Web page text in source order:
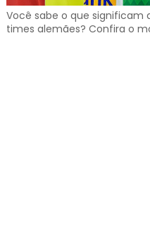
Você sabe o que significam
times alemães? Confira o